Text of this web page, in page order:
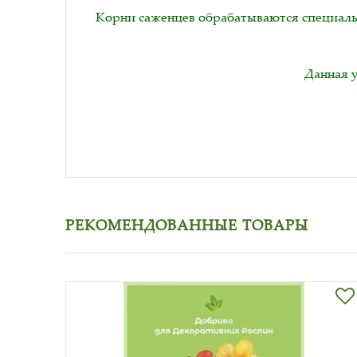
Корни саженцев обрабатываются
Данная
РЕКОМЕНДОВАННЫЕ ТОВАРЫ